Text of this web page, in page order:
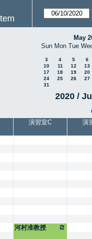
May
Sun Mon Tue
3 4 5
6
10
11 12
13
17
18 19
20
24
25 26
27
31
2020 /
演習室C 演
河村准教授